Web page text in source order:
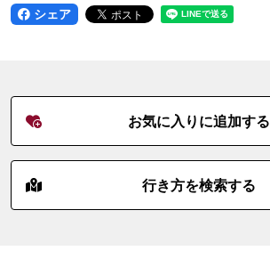
シェア
お気に入りに追加する
行き方を検索する